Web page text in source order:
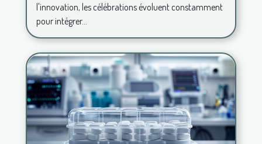
l'innovation, les célébrations évoluent constamment
pour intégrer...